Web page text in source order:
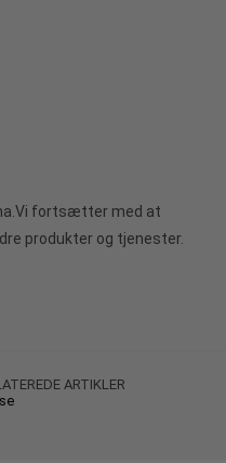
fortsætter med at
produkter og tjenester.
ARTIKLER